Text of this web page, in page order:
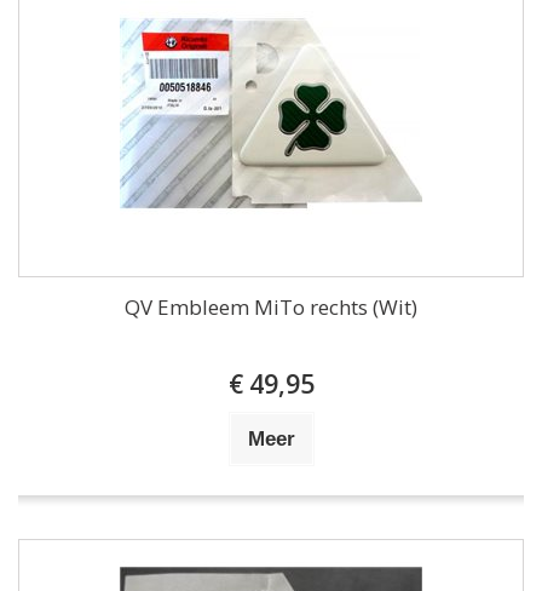
QV Embleem MiTo rechts (Wit)
€ 49,95
Meer